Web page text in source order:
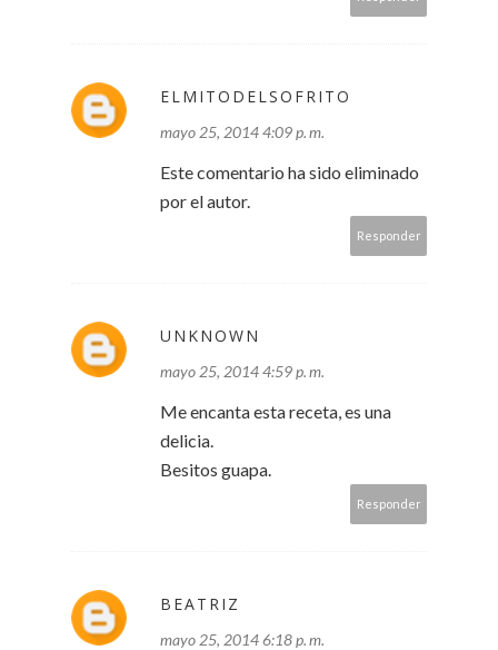
ELMITODELSOFRITO
mayo 25, 2014 4:09 p. m.
Este comentario ha sido eliminado
por el autor.
Responder
UNKNOWN
mayo 25, 2014 4:59 p. m.
Me encanta esta receta, es una
delicia.
Besitos guapa.
Responder
BEATRIZ
mayo 25, 2014 6:18 p. m.